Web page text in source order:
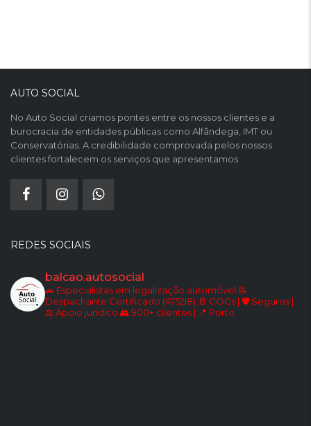
AUTO SOCIAL
No Auto Social criamos pontes entre os nossos clientes e a
burocracia de entidades públicas como Alfândega, IMT ou
Conservatórias. A credibilidade comprovada pelos nossos
clientes fortalecem os serviços que apresentamos
REDES SOCIAIS
balcao.autosocial
🚗 Especialistas em legalização automóvel 📝
Despachante Certificado (4752I8) 📄 COCs | 🛡️ Seguros |
⚖️ Apoio jurídico 👥 900+ clientes | 📍 Porto